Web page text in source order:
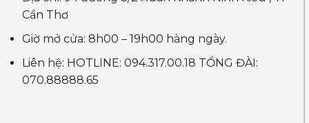
Cần Thơ
Giờ mở cửa: 8h00 – 19h00 hàng ngày.
Liên hệ: HOTLINE: 094.317.00.18 TỔNG ĐÀI:
070.88888.65